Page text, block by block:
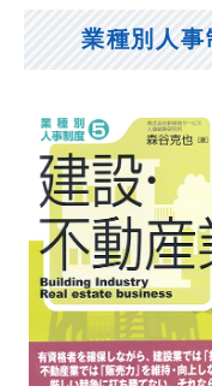
業種別人